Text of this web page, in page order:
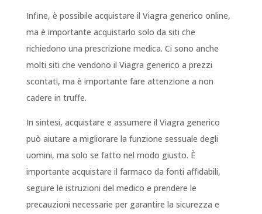
Infine, è possibile acquistare il Viagra generico online,
ma è importante acquistarlo solo da siti che
richiedono una prescrizione medica. Ci sono anche
molti siti che vendono il Viagra generico a prezzi
scontati, ma è importante fare attenzione a non
cadere in truffe.
In sintesi, acquistare e assumere il Viagra generico
può aiutare a migliorare la funzione sessuale degli
uomini, ma solo se fatto nel modo giusto. È
importante acquistare il farmaco da fonti affidabili,
seguire le istruzioni del medico e prendere le
precauzioni necessarie per garantire la sicurezza e